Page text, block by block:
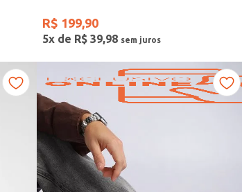
R$ 199,90
5x de R$ 39,98